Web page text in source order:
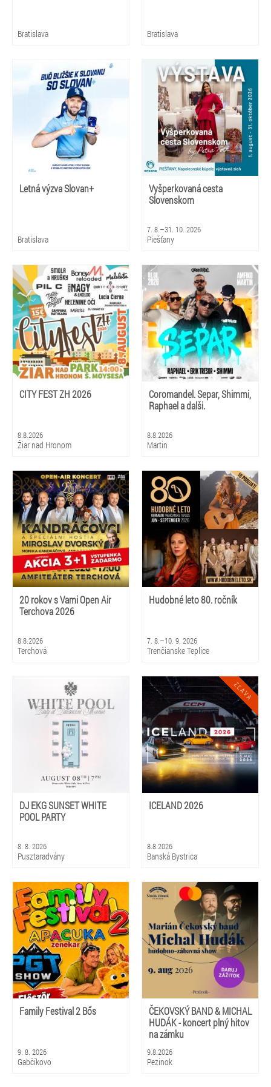
Bratislava Bratislava
Letná výzva Slovan+
Bratislava
Vyšperkovaná cesta
Slovenskom
7. 8.–31. 10. 2026
Piešťany
CITY FEST ZH 2026
8.8.2026
Žiar nad Hronom
Coromandel. Separ, Shimmi,
Raphael a dalši.
8.8.2026
Martin
20 rokov s Vami Open Air
Terchova 2026
8.8.2026
Terchová
Hudobné leto 80. ročník
7. 8.–10. 9. 2026
Trenčianske Teplice
DJ EKG SUNSET WHITE
POOL PARTY
8. 8. 2026
Pusztaradvány
ICELAND 2026
8.8.2026
Banská Bystrica
Family Festival 2 Bős
9. 8. 2026
Gabčíkovo
ČEKOVSKÝ BAND & MICHAL
HUDÁK - koncert plný hitov
na zámku
9.8.2026
Pezinok